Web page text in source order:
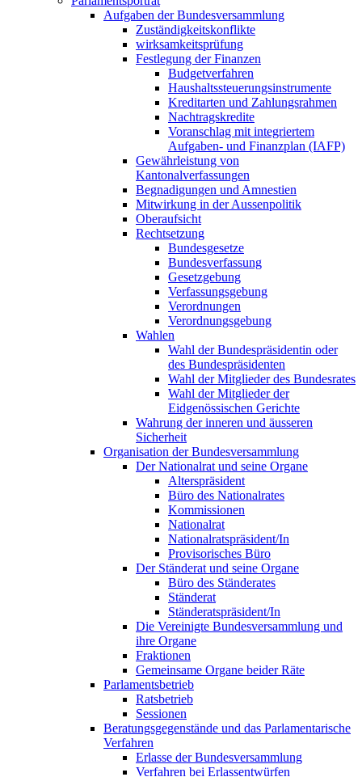
Aufgaben der Bundesversammlung
Zuständigkeitskonflikte
wirksamkeitsprüfung
Festlegung der Finanzen
Budgetverfahren
Haushaltssteuerungsinstrumente
Kreditarten und Zahlungsrahmen
Nachtragskredite
Voranschlag mit integriertem
Aufgaben- und Finanzplan (IAFP)
Gewährleistung von
Kantonalverfassungen
Begnadigungen und Amnestien
Mitwirkung in der Aussenpolitik
Oberaufsicht
Rechtsetzung
Bundesgesetze
Bundesverfassung
Gesetzgebung
Verfassungsgebung
Verordnungen
Verordnungsgebung
Wahlen
Wahl der Bundespräsidentin oder
des Bundespräsidenten
Wahl der Mitglieder des Bundesrates
Wahl der Mitglieder der
Eidgenössischen Gerichte
Wahrung der inneren und äusseren
Sicherheit
Organisation der Bundesversammlung
Der Nationalrat und seine Organe
Alterspräsident
Büro des Nationalrates
Kommissionen
Nationalrat
Nationalratspräsident/In
Provisorisches Büro
Der Ständerat und seine Organe
Büro des Ständerates
Ständerat
Ständeratspräsident/In
Die Vereinigte Bundesversammlung und
ihre Organe
Fraktionen
Gemeinsame Organe beider Räte
Parlamentsbetrieb
Ratsbetrieb
Sessionen
Beratungsgegenstände und das Parlamentarische
Verfahren
Erlasse der Bundesversammlung
Verfahren bei Erlassentwürfen